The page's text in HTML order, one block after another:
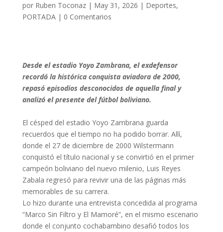
por Ruben Toconaz| May 31, 2026 | Deportes,
PORTADA| 0 Comentarios
Desde el estadio Yoyo Zambrana, el exdefensor
recordó la histórica conquista aviadora de 2000,
repasó episodios desconocidos de aquella final y
analizó el presente del fútbol boliviano.
El césped del estadio Yoyo Zambrana guarda
recuerdos que el tiempo no ha podido borrar. Allí,
donde el 27 de diciembre de 2000 Wilstermann
conquistó el título nacional y se convirtió en el primer
campeón boliviano del nuevo milenio, Luis Reyes
Zabala regresó para revivir una de las páginas más
memorables de su carrera.
Lo hizo durante una entrevista concedida al programa
“Marco Sin Filtro y El Mamoré”, en el mismo escenario
donde el conjunto cochabambino desafió todos los